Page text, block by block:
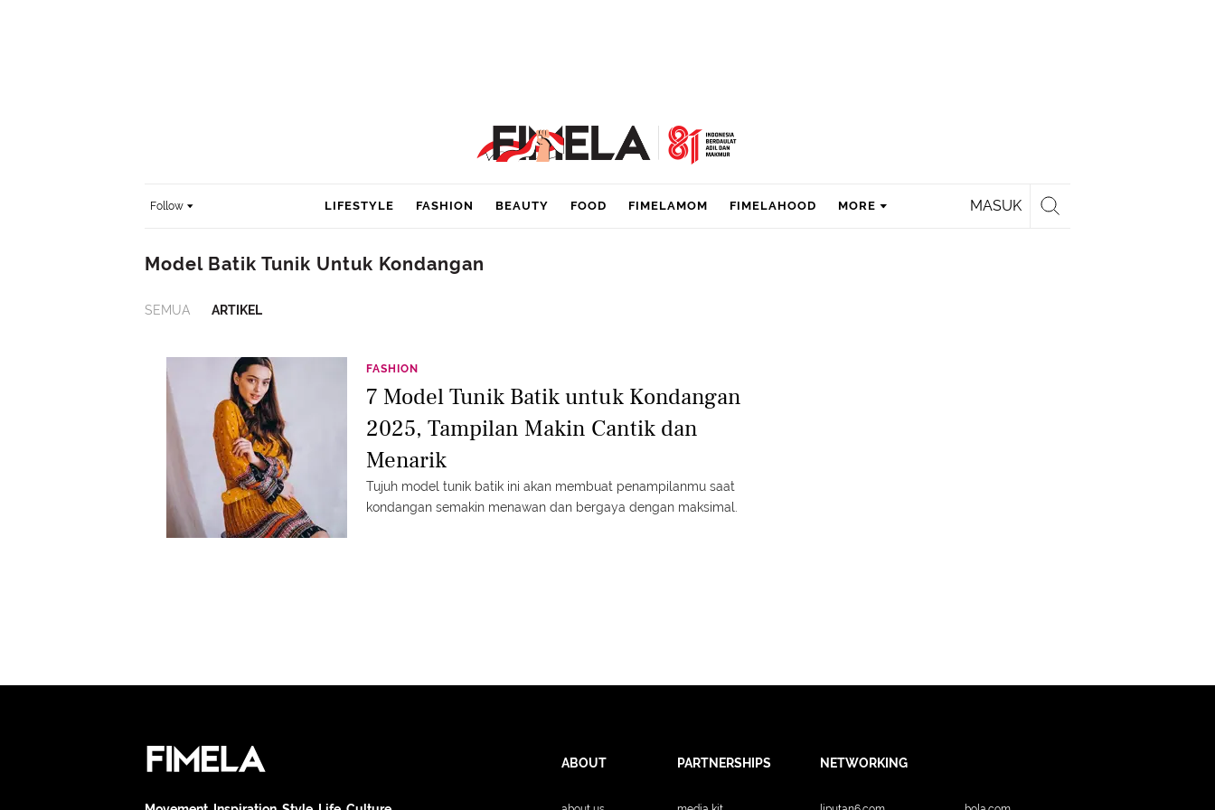
Follow MASUK
LIFESTYLE FASHION BEAUTY FOOD FIMELAMOM FIMELAHOOD MORE
Model Batik Tunik Untuk Kondangan
SEMUA ARTIKEL
FASHION
7 Model Tunik Batik untuk Kondangan
2025, Tampilan Makin Cantik dan
Menarik
Tujuh model tunik batik ini akan membuat penampilanmu saat
kondangan semakin menawan dan bergaya dengan maksimal.
ABOUT PARTNERSHIPS NETWORKING